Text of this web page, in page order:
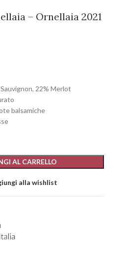
– Ornellaia 2021
22% Merlot
balsamiche
AL CARRELLO
alla wishlist